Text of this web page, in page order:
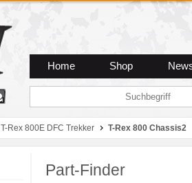
Home Shop
T-Rex 800E DFC Trekker T-Rex 800 Chassis2
Part-Finder